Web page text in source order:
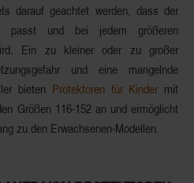
darauf geachtet werden, dass der
passt und bei jedem größeren
Ein zu kleiner oder zu großer
und eine mangelnde
bieten Protektoren für Kinder mit
Größen 116-152an und ermöglicht
zu den Erwachsenen-Modellen.